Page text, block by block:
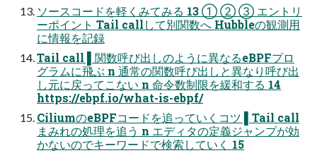
ソースコードを軽くみてみる 13 ① ② ③ エントリ
ーポイント Tail callして別関数へ Hubbleの観測⽤
に情報を記録
Tail call ▌関数呼び出しのように異なるeBPFプロ
グラムに⾶ぶ n 通常の関数呼び出しと異なり呼び出
し元に戻ってこない n 命令数制限を緩和する 14
https://ebpf.io/what-is-ebpf/
CiliumのeBPFコードを追っていくコツ ▌Tail call
まみれの処理を追う n エディタの定義ジャンプが効
かないのでキーワードで検索していく 15